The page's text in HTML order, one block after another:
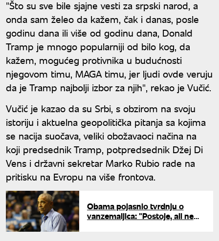
"Što su sve bile sjajne vesti za srpski narod, a
onda sam želeo da kažem, čak i danas, posle
godinu dana ili više od godinu dana, Donald
Tramp je mnogo popularniji od bilo kog, da
kažem, mogućeg protivnika u budućnosti
njegovom timu, MAGA timu, jer ljudi ovde veruju
da je Tramp najbolji izbor za njih", rekao je Vučić.
Vučić je kazao da su Srbi, s obzirom na svoju
istoriju i aktuelna geopolitička pitanja sa kojima
se nacija suočava, veliki obožavaoci načina na
koji predsednik Tramp, potpredsednik Džej Di
Vens i državni sekretar Marko Rubio rade na
pritisku na Evropu na više frontova.
Obama pojasnio tvrdnju o
vanzemaljica: "Postoje, ali nema